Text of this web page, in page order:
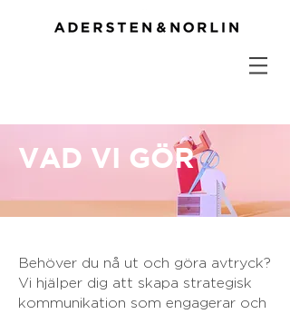
VAD VI GÖR
Behöver du nå ut och göra avtryck?
Vi hjälper dig att skapa strategisk
kommunikation som engagerar och